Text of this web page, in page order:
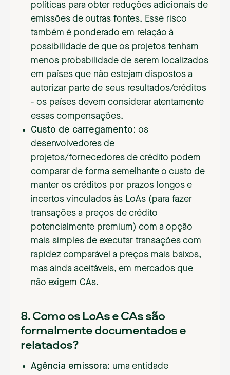
políticas para obter reduções adicionais de
emissões de outras fontes. Esse risco
também é ponderado em relação à
possibilidade de que os projetos tenham
menos probabilidade de serem localizados
em países que não estejam dispostos a
autorizar parte de seus resultados/créditos
- os países devem considerar atentamente
essas compensações.
Custo de carregamento: os
desenvolvedores de
projetos/fornecedores de crédito podem
comparar de forma semelhante o custo de
manter os créditos por prazos longos e
incertos vinculados às LoAs (para fazer
transações a preços de crédito
potencialmente premium) com a opção
mais simples de executar transações com
rapidez comparável a preços mais baixos,
mas ainda aceitáveis, em mercados que
não exigem CAs.
8. Como os LoAs e CAs são
formalmente documentados e
relatados?
Agência emissora: uma entidade